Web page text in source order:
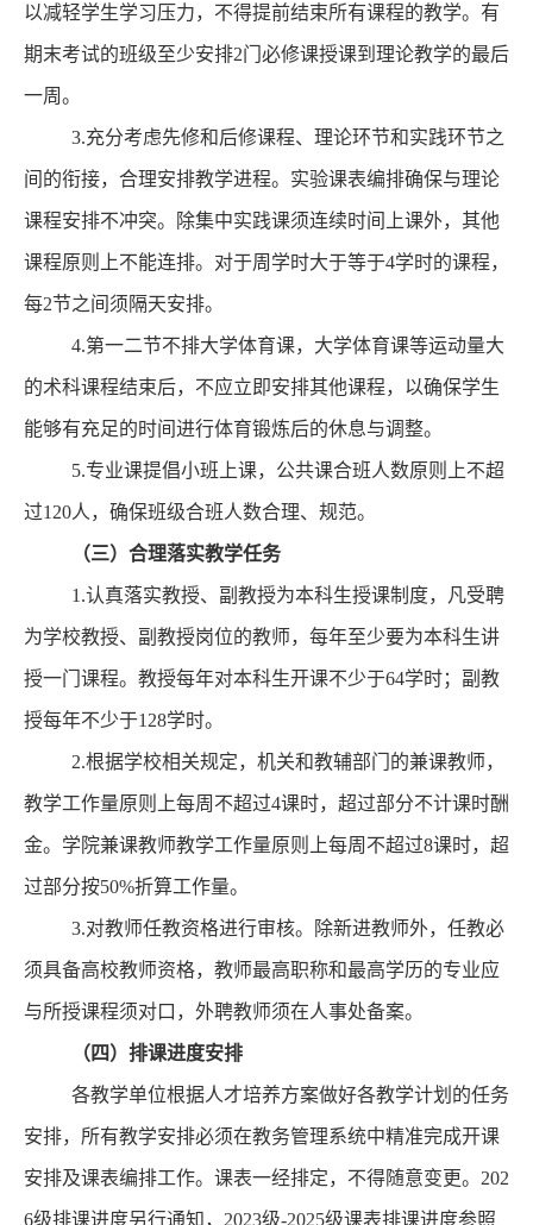
以减轻学生学习压力，不得提前结束所有课程的教学。有
期末考试的班级至少安排2门必修课授课到理论教学的最后
一周。
3.充分考虑先修和后修课程、理论环节和实践环节之
间的衔接，合理安排教学进程。实验课表编排确保与理论
课程安排不冲突。除集中实践课须连续时间上课外，其他
课程原则上不能连排。对于周学时大于等于4学时的课程，
每2节之间须隔天安排。
4.第一二节不排大学体育课，大学体育课等运动量大
的术科课程结束后， 不应立即安排其他课程，以确保学生
能够有充足的时间进行体育锻炼后的休息与调整。
5.专业课提倡小班上课，公共课合班人数原则上不超
过120人，确保班级合班人数合理、规范。
（三）合理落实教学任务
1.认真落实教授、副教授为本科生授课制度， 凡受聘
为学校教授、副教授岗位的教师，每年至少要为本科生讲
授一门课程。教授每年对本科生开课不少于64学时；副教
授每年不少于128学时。
2.根据学校相关规定，机关和教辅部门的兼课教师，
教学工作量原则上每周不超过4课时，超过部分不计课时酬
金。 学院兼课教师教学工作量原则上每周不超过8课时，超
过部分按50%折算工作量。
3.对教师任教资格进行审核。除新进教师外，任教必
须具备高校教师资格，教师最高职称和最高学历的专业应
与所授课程须对口，外聘教师须在人事处备案。
（ 四）排课进度安排
各教学单位根据人才培养方案做好各教学计划的任务
安排，所有教学安排必须在教务管理系统中精准完成开课
安排及课表编排工作。课表一经排定，不得随意变更。 202
6级排课进度另行通知，2023级-2025级课表排课进度参照